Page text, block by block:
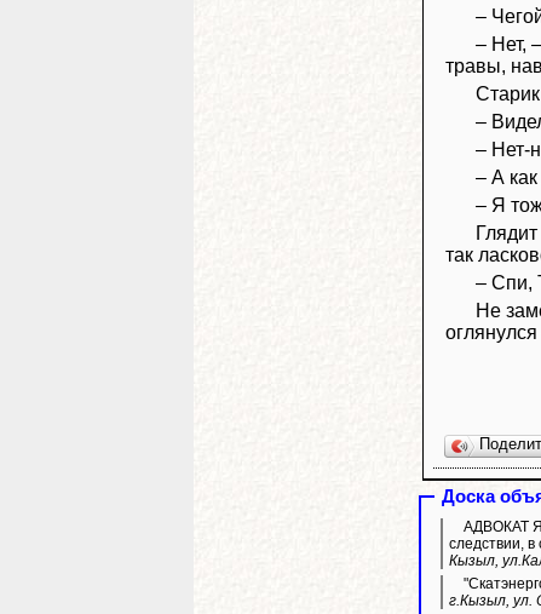
–
– Нет,
травы,
–
– Нет-
– А
– Я
так
– Спи,
Не
Доска
АДВОКАТ
следствии, в
Кызыл,
г.Кызыл, ул.